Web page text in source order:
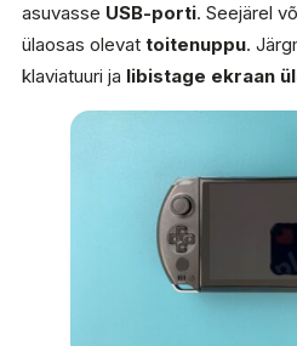
asuvasse USB-porti. Seejärel
ülaosas olevat toitenuppu.
klaviatuuri ja libistage ekraan